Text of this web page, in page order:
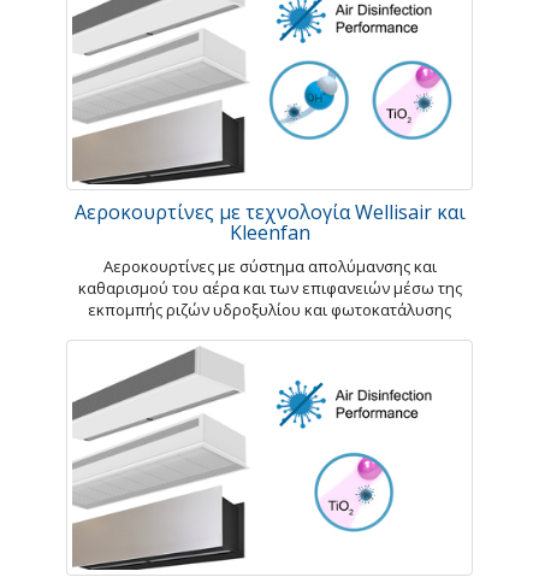
Αεροκουρτίνες με τεχνολογία Wellisair και
Kleenfan
Αεροκουρτίνες με σύστημα απολύμανσης και
καθαρισμού του αέρα και των επιφανειών μέσω της
εκπομπής ριζών υδροξυλίου και φωτοκατάλυσης